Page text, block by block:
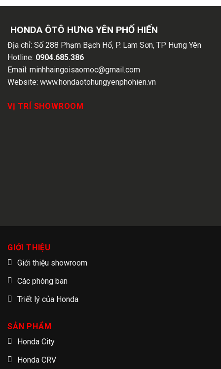
HONDA ÔTÔ HƯNG YÊN PHỐ HIẾN
Địa chỉ: Số 288 Phạm Bạch Hổ, P. Lam Sơn, TP Hưng Yên
Hotline: 0904.685.386
Email: minhhaingoisaomoc@gmail.com
Website: www.hondaotohungyenphohien.vn
VỊ TRÍ SHOWROOM
GIỚI THIỆU
Giới thiệu showroom
Các phòng ban
Triết lý của Honda
SẢN PHẨM
Honda City
Honda CRV